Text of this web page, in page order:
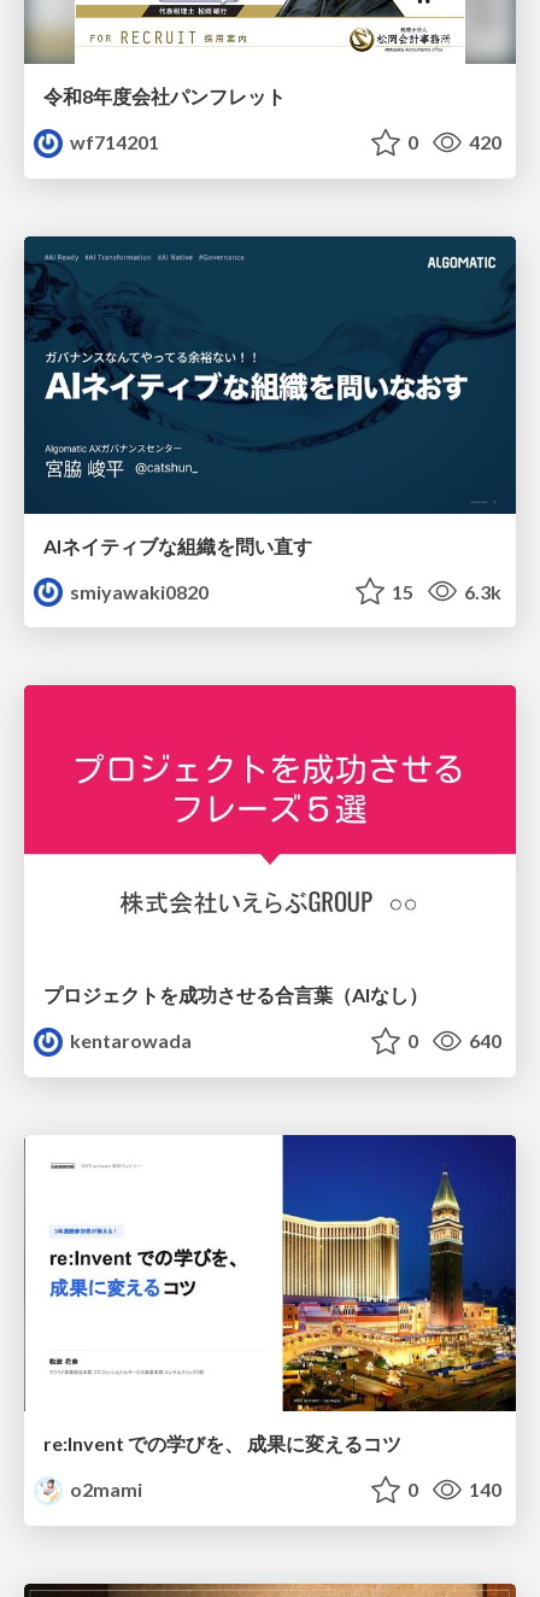
令和8年度会社パンフレット
wf714201
0 420
AIネイティブな組織を問い直す
smiyawaki0820
15 6.3k
プロジェクトを成功させる合言葉（AIなし）
kentarowada
0 640
re:Invent での学びを、 成果に変えるコツ
o2mami
0 140